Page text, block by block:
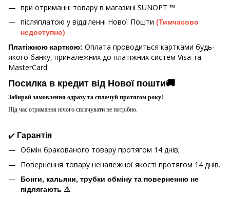
при отриманні товару в магазині SUNOPT ™
післяплатою у відділенні Нової Пошти (Тимчасово
недоступно)
Платіжною карткою: Оплата проводиться картками будь-
якого банку, приналежних до платіжних систем Visa та
MasterCard.
Посилка в кредит від Нової пошти🚚
Забирай замовлення одразу та сплачуй протягом року!
Під час отримання нічого сплачувати не потрібно.
✔️ Гарантія
Обмін бракованого товару протягом 14 днів;
Повернення товару неналежної якості протягом 14 днів.
Бонги, кальяни, трубки обміну та поверненню не
підлягають ⚠️